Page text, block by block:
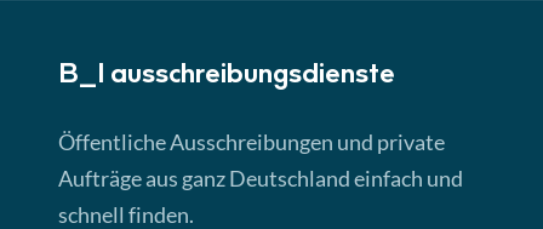
Lektion 3
► 4:31 Min
B_I ausschreibungs­dienste
Öffentliche Ausschreibungen und private
Aufträge aus ganz Deutschland einfach und
schnell finden.